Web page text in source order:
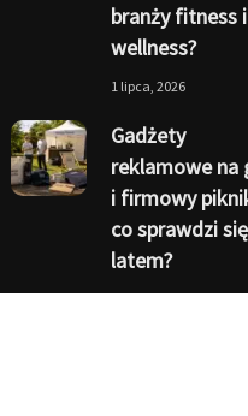
branży fitness i
wellness?
1 lipca, 2026
Gadżety
reklamowe na
i firmowy
co sprawdzi się
latem?
1 czerwca, 2026